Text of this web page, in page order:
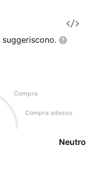
suggeriscono.
Compra
Compra adesso
Neutro